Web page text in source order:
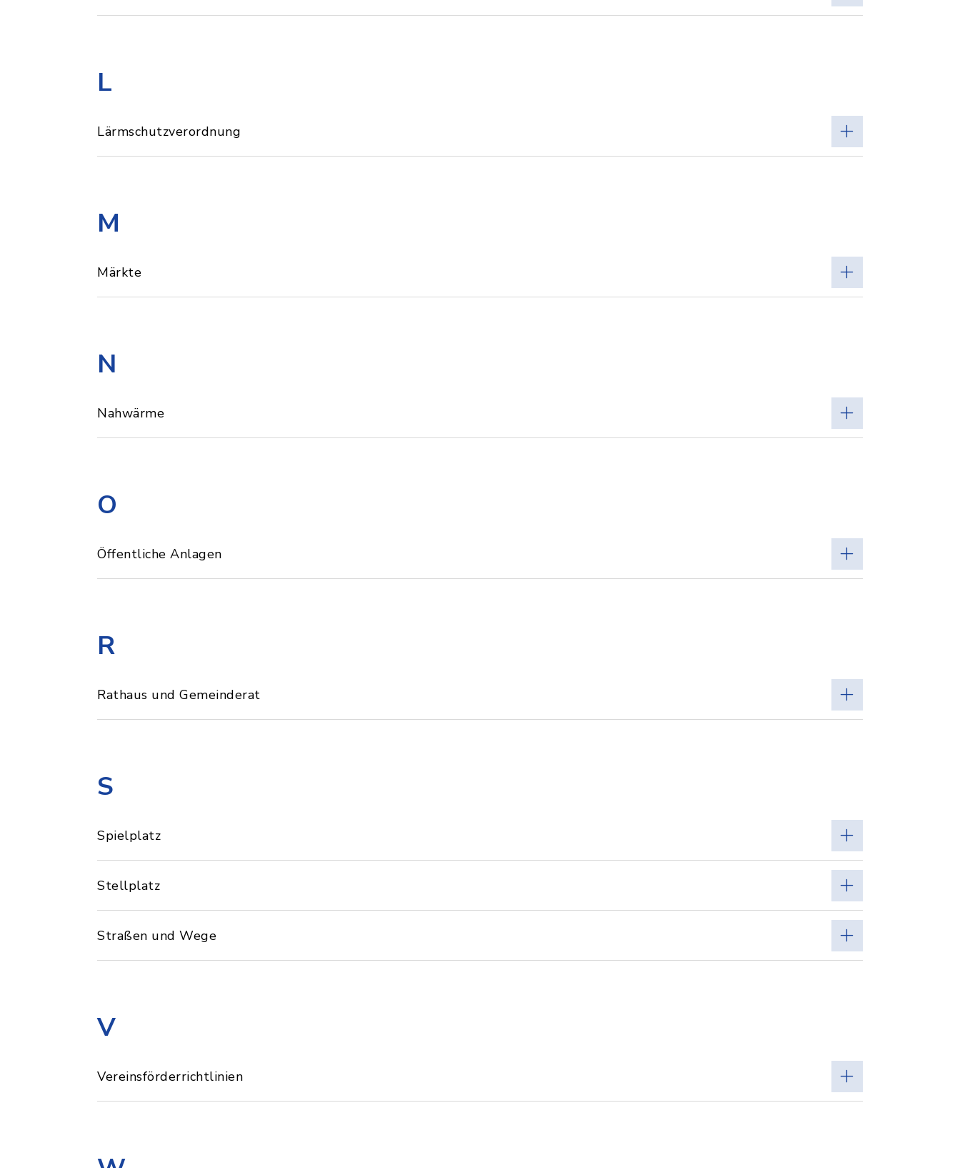
L
Lärmschutzverordnung
M
Märkte
N
Nahwärme
O
Öffentliche Anlagen
R
Rathaus und Gemeinderat
S
Spielplatz
Stellplatz
Straßen und Wege
V
Vereinsförderrichtlinien